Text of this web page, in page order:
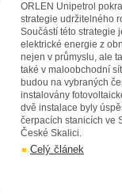
ORLEN Unipetrol
strategie udržitelného
Součástí této strategie
elektrické energie z
nejen v průmyslu, ale
také v maloobchodní
budou na vybraných
instalovány
dvě instalace byly
čerpacích stanicích ve
České Skalici.
Celý článek